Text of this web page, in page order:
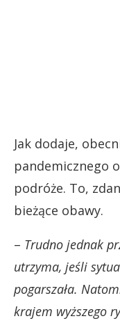
Jak dodaje,
pandemicznego
podróże. To,
bieżące obawy.
– Trudno jednak
utrzyma, jeśli
pogarszała.
krajem wyższego